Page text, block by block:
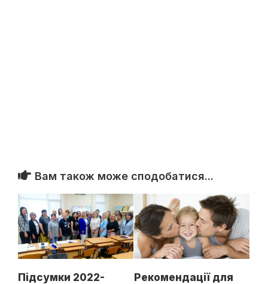
Вам також може сподобатися...
Підсумки 2022-
Рекомендації для